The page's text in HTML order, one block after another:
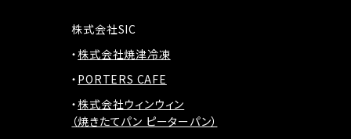
株式会社SIC
株式会社焼津冷凍
PORTERS CAFE
株式会社ウィンウィン
（焼きたてパン ピーターパン）